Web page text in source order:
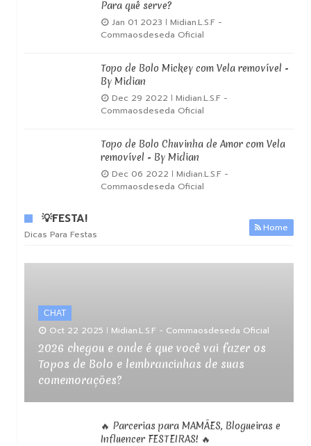
Para quê serve?
Jan 01 2023
Midian.L.S.F -
Commaosdeseda Oficial
Topo de Bolo Mickey com Vela removível -
By Midian
Dec 29 2022
Midian.L.S.F -
Commaosdeseda Oficial
Topo de Bolo Chuvinha de Amor com Vela
removível - By Midian
Dec 06 2022
Midian.L.S.F -
Commaosdeseda Oficial
💡FESTA!
Dicas Para Festas
Home
CHAT
Oct 22 2025 Midian.L.S.F - Commaosdeseda Oficial
2026 chegou e onde é que você vai fazer os
Topos de Bolo e lembrancinhas de suas
comemorações?
🔥 Parcerias para MAMÃES, Blogueiras e
Influencer FESTEIRAS! 🔥